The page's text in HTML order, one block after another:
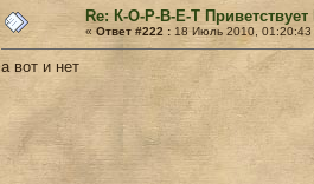
Re: К-О-Р-В-Е-Т Приветствует
«Ответ #222 : 18 Июль 2010, 01:20:43
а вот и нет